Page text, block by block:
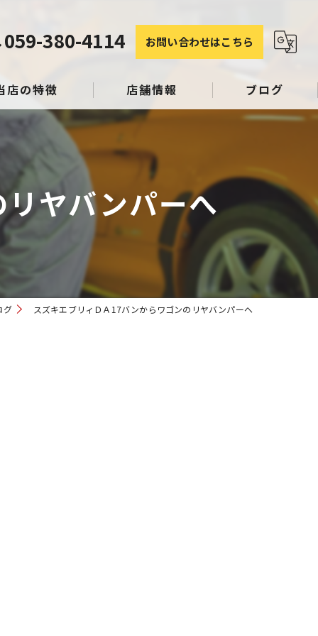
059-380-4114 お問い合わせはこちら
店の特徴
リペア
店舗情報 ブログ
ヤバンパーへ
グ スズキエブリィＤＡ17バンからワゴンのリヤバンパーへ